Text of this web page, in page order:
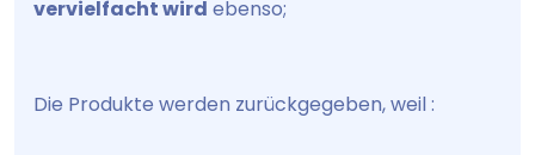
vervielfacht wird ebenso;
Die Produkte werden zurückgegeben, weil :